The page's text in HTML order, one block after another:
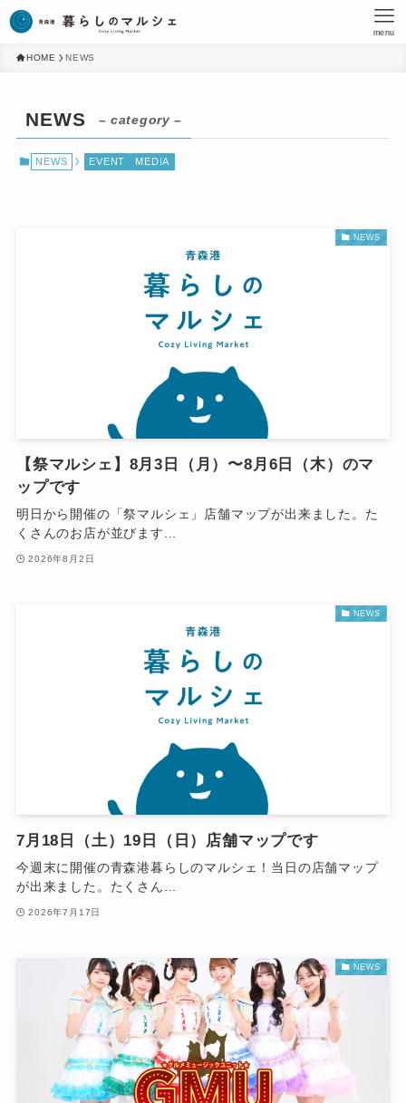
menu
HOME NEWS
NEWS – category –
NEWS EVENT MEDIA
NEWS
【祭マルシェ】8月3日（月）〜8月6日（木）のマ
ップです
明日から開催の「祭マルシェ」店舗マップが出来ました。た
くさんのお店が並びます...
2026年8月2日
NEWS
7月18日（土）19日（日）店舗マップです
今週末に開催の青森港暮らしのマルシェ！当日の店舗マップ
が出来ました。たくさん...
2026年7月17日
NEWS